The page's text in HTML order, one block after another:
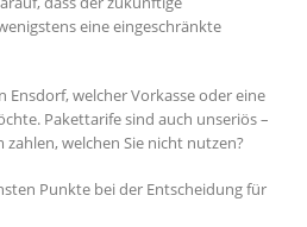
eine eingeschränkte
Ensdorf, welcher Vorkasse oder eine
Pakettarife sind auch unseriös –
welchen Sie nicht nutzen?
Punkte bei der Entscheidung für